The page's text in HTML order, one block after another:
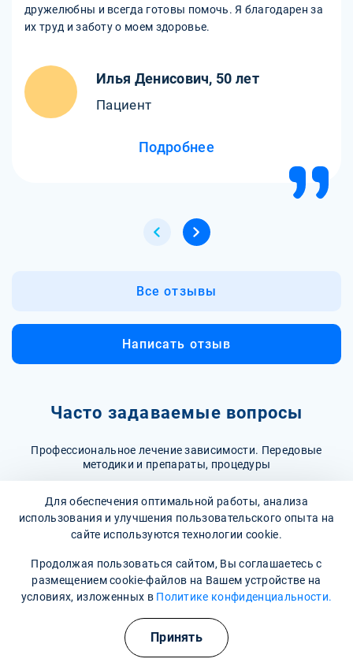
дружелюбны и всегда готовы помочь. Я благодарен за
их труд и заботу о моем здоровье.
Илья Денисович, 50 лет
Пациент
Подробнее
Все отзывы
Написать отзыв
Часто задаваемые вопросы
Профессиональное лечение зависимости. Передовые
методики и препараты, процедуры
Лечение ОКР может включать когнитивно-
поведенческую терапию (КПТ), которая помогает
изменять негативные мысли и поведение, а также
медикаментозную терапию, включая антидепрессанты,
серотонина (СИОЗС). Важно, чтобы лечение проводилось
квалифицированным специалистом.
Как долго может продолжаться лечение ОКР?
Длительность лечения ОКР варьируется в зависимости
тяжести расстройства. Обычно рекомендуется проходить
терапию не менее 12-20 недель, но в некоторых случаях
может потребоваться более длительное вмешательство.
Хотя некоторые техники самопомощи могут быть
полезны, такие как ведение дневника, практика
Для обеспечения оптимальной работы, анализа
использования и улучшения пользовательского опыта на
сайте используются технологии cookie.
Продолжая пользоваться сайтом, Вы соглашаетесь с
размещением cookie-файлов на Вашем устройстве на
условиях, изложенных в Политике конфиденциальности.
Принять